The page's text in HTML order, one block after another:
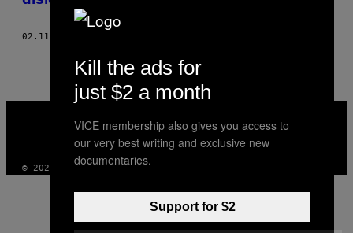
02.11.20
MEDIA
INSTAGRAM
TIKTOKYOUTUBE
© 2026 VICE DIGITAL PUBLISHING, LLC
Kill the ads for
just $2 a month
VICE membership also gives you access to
our very best writing and exclusive new
documentaries.
Support for $2